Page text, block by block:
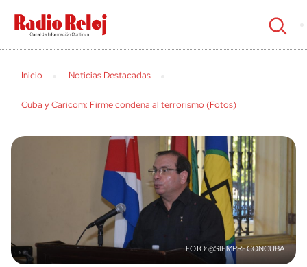
cerrar
Inicio Noticias Destacadas
Cuba y Caricom: Firme condena al terrorismo (Fotos)
@SIEMPRECONCUBA